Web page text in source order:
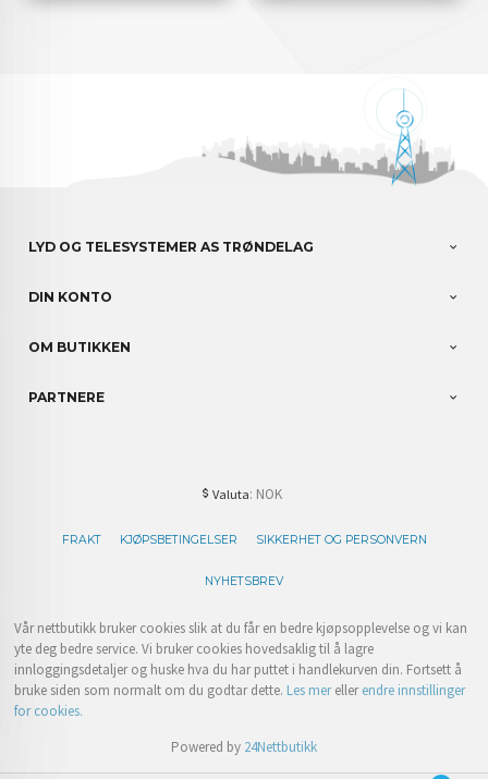
LYD OG TELESYSTEMER AS TRØNDELAG
DIN KONTO
OM BUTIKKEN
PARTNERE
Valuta: NOK
FRAKT KJØPSBETINGELSER SIKKERHET OG PERSONVERN
NYHETSBREV
Vår nettbutikk bruker cookies slik at du får en bedre kjøpsopplevelse og vi kan
yte deg bedre service. Vi bruker cookies hovedsaklig til å lagre
innloggingsdetaljer og huske hva du har puttet i handlekurven din. Fortsett å
bruke siden som normalt om du godtar dette. Les merellerendre innstillinger
for cookies.
Powered by 24Nettbutikk